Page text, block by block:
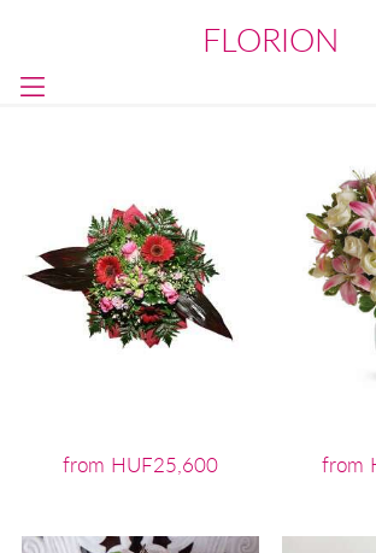
FLORION
from HUF25,600 from